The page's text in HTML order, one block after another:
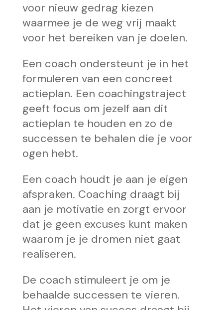
voor nieuw gedrag kiezen
waarmee je de weg vrij maakt
voor het bereiken van je doelen.
Een coach ondersteunt je in het
formuleren van een concreet
actieplan. Een coachingstraject
geeft focus om jezelf aan dit
actieplan te houden en zo de
successen te behalen die je voor
ogen hebt.
Een coach houdt je aan je eigen
afspraken. Coaching draagt bij
aan je motivatie en zorgt ervoor
dat je geen excuses kunt maken
waarom je je dromen niet gaat
realiseren.
De coach stimuleert je om je
behaalde successen te vieren.